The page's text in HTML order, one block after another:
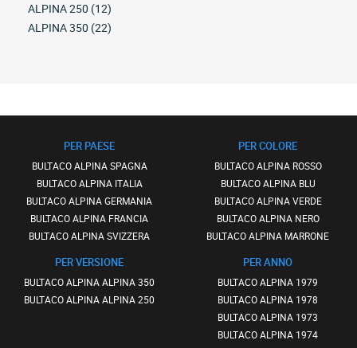
ALPINA 250 (12)
ALPINA 350 (22)
PER PAESE
BULTACO ALPINA SPAGNA
BULTACO ALPINA ITALIA
BULTACO ALPINA GERMANIA
BULTACO ALPINA FRANCIA
BULTACO ALPINA SVIZZERA
PER VERSIONE
BULTACO ALPINA ALPINA 350
BULTACO ALPINA ALPINA 250
PER COLORE
BULTACO ALPINA ROSSO
BULTACO ALPINA BLU
BULTACO ALPINA VERDE
BULTACO ALPINA NERO
BULTACO ALPINA MARRONE
PER ANNO
BULTACO ALPINA 1979
BULTACO ALPINA 1978
BULTACO ALPINA 1973
BULTACO ALPINA 1974